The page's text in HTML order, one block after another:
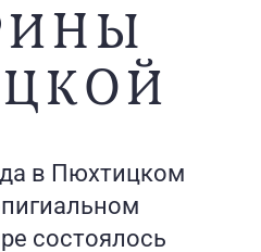
в Пюхтицком
состоялось